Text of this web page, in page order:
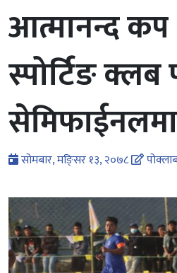
आत्मानन्द
स्पोर्टिङ क्लब
सेमिफाईनलमा
सोमबार, मङि्सर १३, २०७८